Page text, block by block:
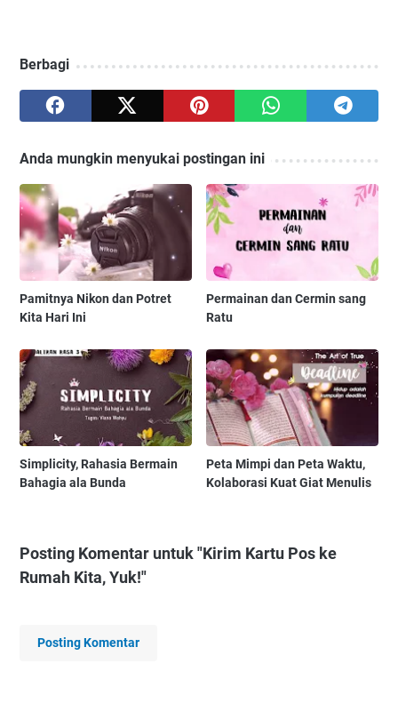
Berbagi
Anda mungkin menyukai postingan ini
Pamitnya Nikon dan Potret
Kita Hari Ini
Permainan dan Cermin sang
Ratu
Simplicity, Rahasia Bermain
Bahagia ala Bunda
Peta Mimpi dan Peta Waktu,
Kolaborasi Kuat Giat Menulis
Posting Komentar untuk "Kirim Kartu Pos ke
Rumah Kita, Yuk!"
Posting Komentar